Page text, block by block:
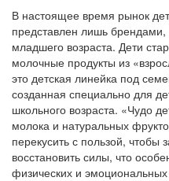
В настоящее время рынок
представлен лишь
младшего возраста. Дети
молочные продукты из
это детская линейка под
созданная специально для
школьного возраста. «Чудо
молока и натуральных
перекусить с пользой, чтобы
восстановить силы, что
физических и эмоциональных